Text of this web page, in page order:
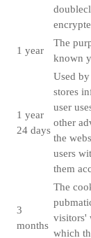
1 year
The
known
1 year
24 days
Used
stores
user
other
the
users
them
3
months
The
visitors'
which